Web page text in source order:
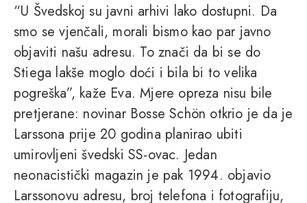
“U Švedskoj su javni arhivi lako dostupni. Da
smo se vjenčali, morali bismo kao par javno
objaviti našu adresu. To znači da bi se do
Stiega lakše moglo doći i bila bi to velika
pogreška”, kaže Eva. Mjere opreza nisu bile
pretjerane: novinar Bosse Schön otkrio je da je
Larssona prije 20 godina planirao ubiti
umirovljeni švedski SS-ovac. Jedan
neonacistički magazin je pak 1994. objavio
Larssonovu adresu, broj telefona i fotografiju,